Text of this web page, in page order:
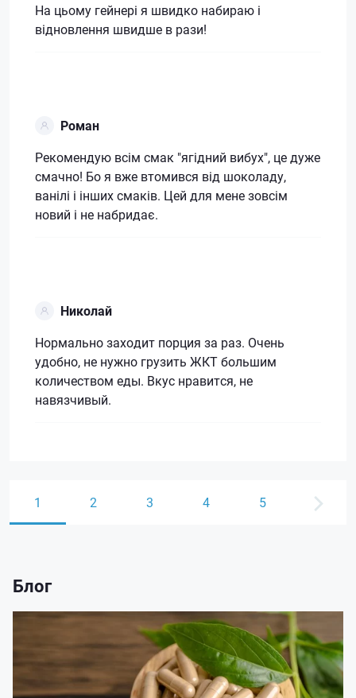
На цьому гейнері я швидко набираю і
відновлення швидше в рази!
Роман
Рекомендую всім смак "ягідний вибух", це дуже
смачно! Бо я вже втомився від шоколаду,
ванілі і інших смаків. Цей для мене зовсім
новий і не набридає.
Николай
Нормально заходит порция за раз. Очень
удобно, не нужно грузить ЖКТ большим
количеством еды. Вкус нравится, не
навязчивый.
1 2 3 4 5
Блог